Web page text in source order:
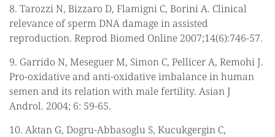
8. Tarozzi N, Bizzaro D, Flamigni C, Borini A. Clinical
relevance of sperm DNA damage in assisted
reproduction. Reprod Biomed Online 2007;14(6):746-57.
9. Garrido N, Meseguer M, Simon C, Pellicer A, Remohi J.
Pro-oxidative and anti-oxidative imbalance in human
semen and its relation with male fertility. Asian J
Androl. 2004; 6: 59-65.
10. Aktan G, Dogru-Abbasoglu S, Kucukgergin C,